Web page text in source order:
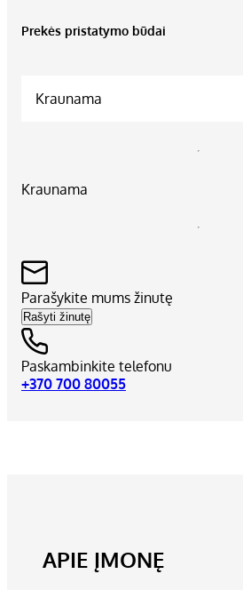
Prekės pristatymo būdai
Kraunama
Kraunama
Parašykite mums žinutę
Rašyti žinutę
Paskambinkite telefonu
+370 700 80055
APIE ĮMONĘ